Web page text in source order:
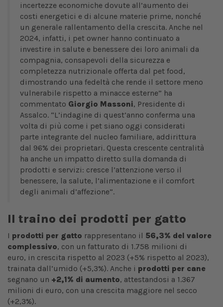
incertezze economiche dovute all’aumento dei
costi energetici e di alcune materie prime, nonché
un generale rallentamento della crescita. Anche nel
2024, infatti, i pet owner hanno continuato a
investire in salute e benessere dei loro animali da
compagnia, consapevoli della sicurezza e
completezza nutrizionale offerta dal pet food,
dimostrando una fedeltà che rende il settore meno
vulnerabile rispetto a minacce esterne” ha
commentato Giorgio Massoni, Presidente di
Assalco. “L’indagine di quest’anno conferma una
volta di più come i pet siano oggi considerati
parte integrante del nucleo familiare, addirittura
dal 96% dei proprietari. Questa crescente centralità
ha anche un impatto diretto sulla domanda di
prodotti e servizi: cresce l’attenzione verso il
benessere, la salute, l’alimentazione e il comfort
degli animali d’affezione”.
Il traino dei prodotti per gatto
I prodotti per gatto rappresentano il 56,3% del valore
complessivo, con un fatturato di 1.758 milioni di
euro, in crescita rispetto al 2023 (+5% rispetto al 2023),
trainata dall’umido (+5,3%). Anche i prodotti per cane
segnano un +2,1% di aumento, attestandosi a 1.367
milioni di euro, con una crescita maggiore nel secco
(+2,3%).